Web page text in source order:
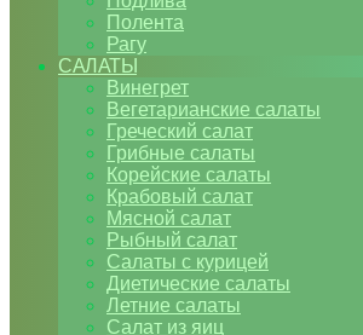
Полента
Рагу
САЛАТЫ
Винегрет
Вегетарианские салаты
Греческий салат
Грибные салаты
Корейские салаты
Крабовый салат
Мясной салат
Рыбный салат
Салаты с курицей
Диетические салаты
Летние салаты
Салат из яиц